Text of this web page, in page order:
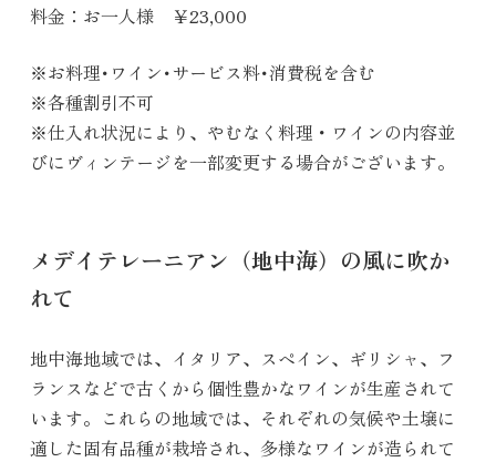
料金：お一人様 ￥23,000
※お料理･ワイン･サービス料･消費税を含む
※各種割引不可
※仕入れ状況により、やむなく料理・ワインの内容並
びにヴィンテージを一部変更する場合がございます。
メデイテレーニアン（地中海）の風に吹か
れて
地中海地域では、イタリア、スペイン、ギリシャ、フ
ランスなどで古くから個性豊かなワインが生産されて
います。これらの地域では、それぞれの気候や土壌に
適した固有品種が栽培され、多様なワインが造られて